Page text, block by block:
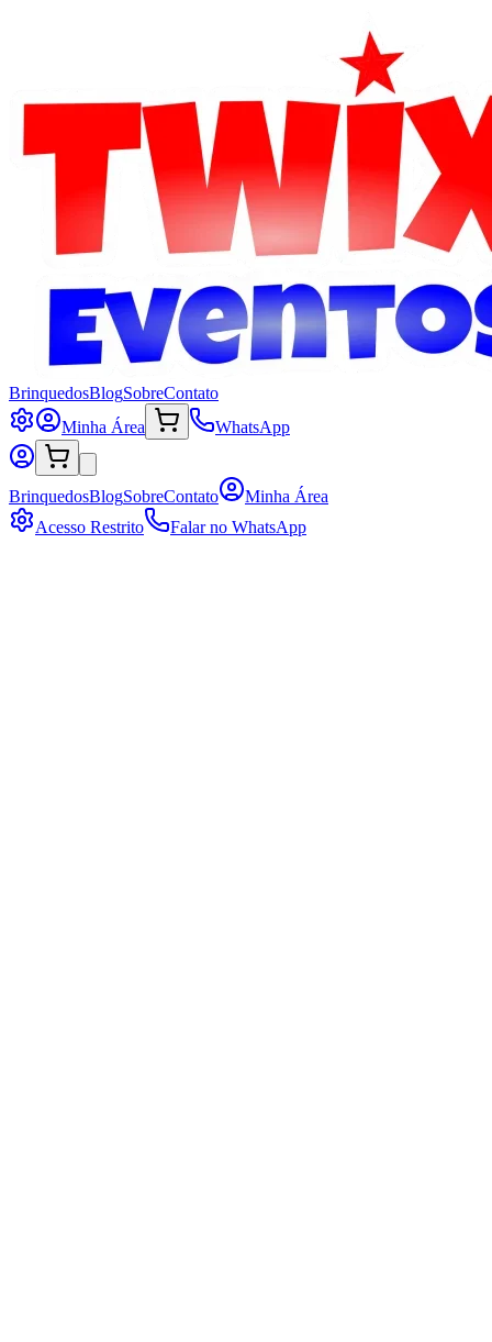
BrinquedosBlogSobreContato
Minha Área
WhatsApp
BrinquedosBlogSobreContato
Minha Área
Acesso Restrito
Falar no WhatsApp